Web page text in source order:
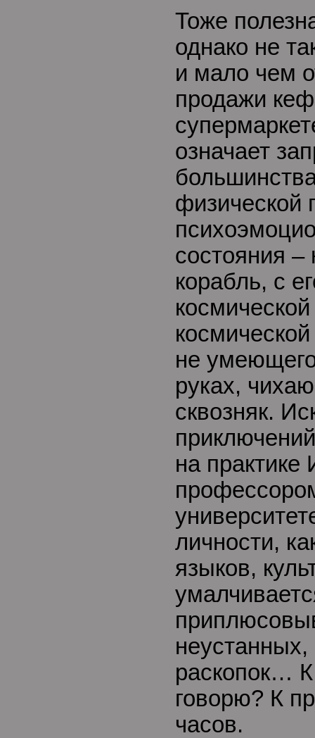
Тоже
однако не
и мало чем
продажи
означает
физической
состояния –
корабль, с
не
руках,
сквозняк.
на
личности,
языков,
раскопок…
говорю? К
часов.